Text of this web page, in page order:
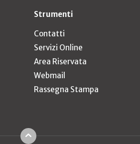
Strumenti
Contatti
Servizi Online
Area Riservata
Webmail
Rassegna Stampa